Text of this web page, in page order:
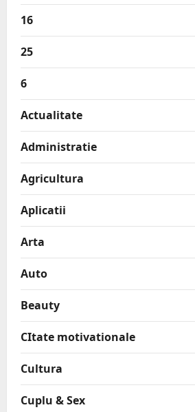
16
25
6
Actualitate
Administratie
Agricultura
Aplicatii
Arta
Auto
Beauty
CItate motivationale
Cultura
Cuplu & Sex